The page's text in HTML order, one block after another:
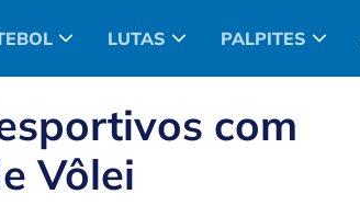
LUTAS PALPITES
com
Vôlei